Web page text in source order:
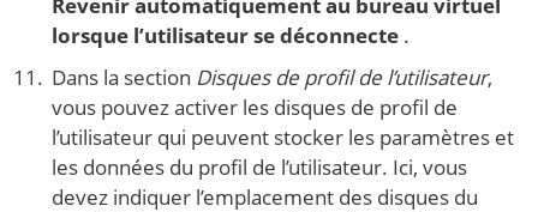
lorsque l’utilisateur se déconnecte .
Dans la section Disques de profil de l’utilisateur,
vous pouvez activer les disques de profil de
l’utilisateur qui peuvent stocker les paramètres et
les données du profil de l’utilisateur. Ici, vous
devez indiquer l’emplacement des disques du